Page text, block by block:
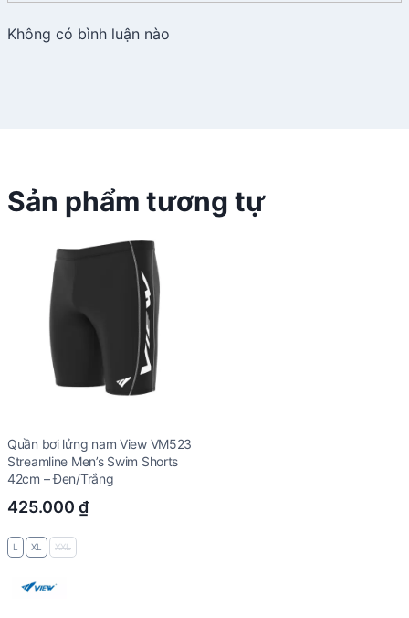
Không có bình luận nào
Sản phẩm tương tự
Quần bơi lửng nam View VM523
Streamline Men’s Swim Shorts
42cm – Đen/Trắng
425.000 ₫
L XL XXL